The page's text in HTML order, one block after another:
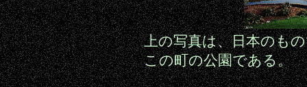
上の写真は、日本のも
この町の公園である。